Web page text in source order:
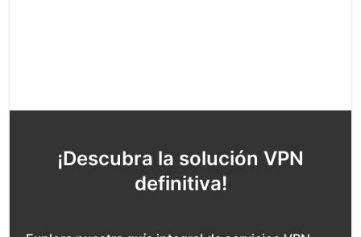
¡Descubra la solución VPN
definitiva!